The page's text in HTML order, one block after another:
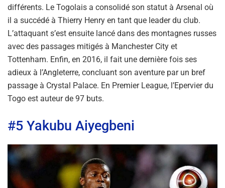
différents. Le Togolais a consolidé son statut à Arsenal où
il a succédé à Thierry Henry en tant que leader du club.
L’attaquant s’est ensuite lancé dans des montagnes russes
avec des passages mitigés à Manchester City et
Tottenham. Enfin, en 2016, il fait une dernière fois ses
adieux à l’Angleterre, concluant son aventure par un bref
passage à Crystal Palace. En Premier League, l’Epervier du
Togo est auteur de 97 buts.
#5 Yakubu Aiyegbeni